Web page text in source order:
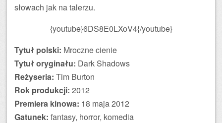
słowach jak na talerzu.
{youtube}6DS8E0LXoV4{/youtube}
Tytuł polski: Mroczne cienie
Tytuł oryginału: Dark Shadows
Reżyseria: Tim Burton
Rok produkcji: 2012
Premiera kinowa: 18 maja 2012
Gatunek: fantasy, horror, komedia